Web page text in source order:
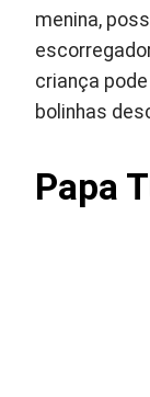
menina,
criança
bolinhas
Papa